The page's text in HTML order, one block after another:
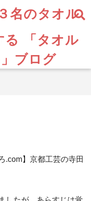
３名のタオル
る 「タオル
ブログ
.com】京都工芸の寺田